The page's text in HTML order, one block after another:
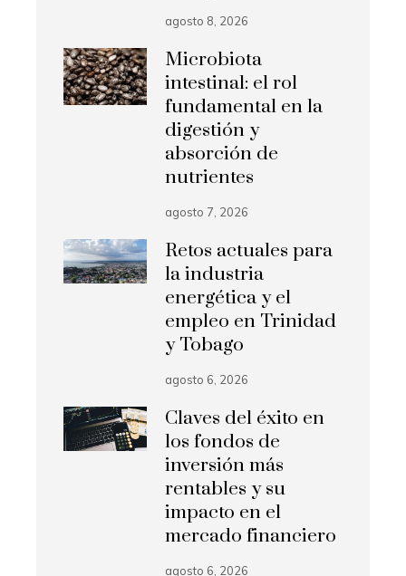
agosto 8, 2026
Microbiota
intestinal: el rol
fundamental en la
digestión y
absorción de
nutrientes
agosto 7, 2026
Retos actuales para
la industria
energética y el
empleo en Trinidad
y Tobago
agosto 6, 2026
Claves del éxito en
los fondos de
inversión más
rentables y su
impacto en el
mercado financiero
agosto 6, 2026